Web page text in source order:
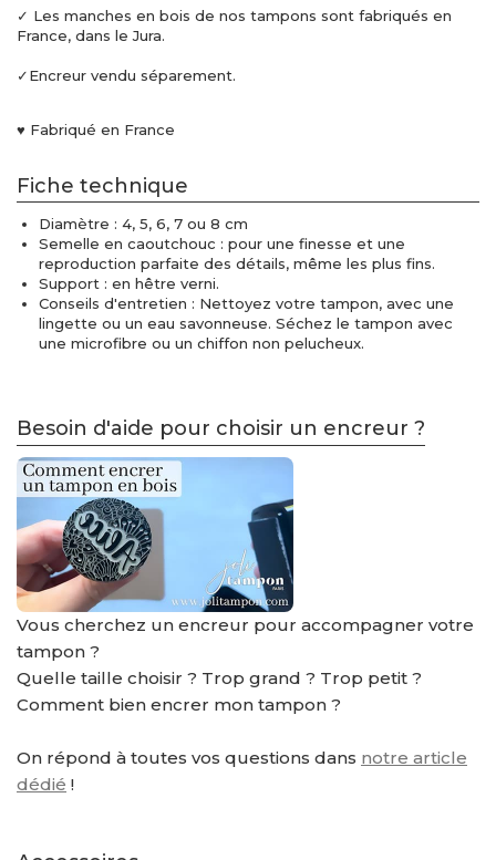
✓ Les manches en bois de nos tampons sont fabriqués en
France, dans le Jura.
✓Encreur vendu séparement.
♥ Fabriqué en France
Fiche technique
Diamètre : 4, 5, 6, 7 ou 8 cm
Semelle en caoutchouc : pour une finesse et une
reproduction parfaite des détails, même les plus fins.
Support : en hêtre verni.
Conseils d'entretien : Nettoyez votre tampon, avec une
lingette ou un eau savonneuse. Séchez le tampon avec
une microfibre ou un chiffon non pelucheux.
Besoin d'aide pour choisir un encreur ?
Vous cherchez un encreur pour accompagner votre
tampon ?
Quelle taille choisir ? Trop grand ? Trop petit ?
Comment bien encrer mon tampon ?
On répond à toutes vos questions dans notre article
dédié !